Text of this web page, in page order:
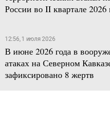
России во II квартале 2026
12:56, 1 июля 2026
В июне 2026 года в
атаках на Северном
зафиксировано 8 жертв